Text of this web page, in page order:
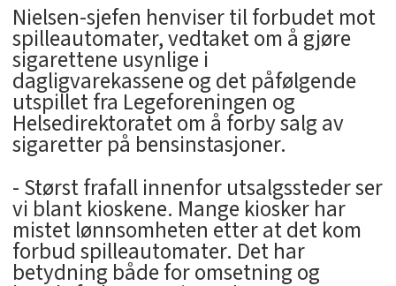
Nielsen-sjefen henviser til forbudet mot
spilleautomater, vedtaket om å gjøre
sigarettene usynlige i
dagligvarekassene og det påfølgende
utspillet fra Legeforeningen og
Helsedirektoratet om å forby salg av
sigaretter på bensinstasjoner.
- Størst frafall innenfor utsalgssteder ser
vi blant kioskene. Mange kiosker har
mistet lønnsomheten etter at det kom
forbud spilleautomater. Det har
betydning både for omsetning og